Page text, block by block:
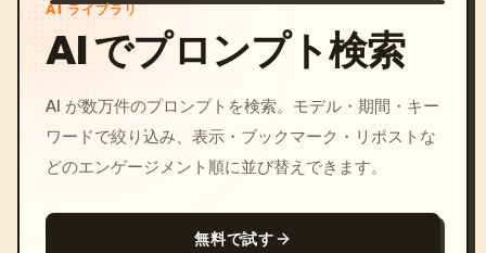
AI ライブラリ
AI でプロンプト検索
AI が数万件のプロンプトを検索。モデル・期間・キー
ワードで絞り込み、表示・ブックマーク・リポストな
どのエンゲージメント順に並び替えできます。
無料で試す